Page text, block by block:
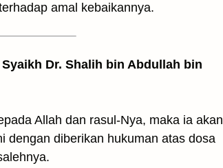
amal kebaikannya.
Dr. Shalih bin Abdullah bin
Allah dan rasul-Nya, maka ia akan
dengan diberikan hukuman atas dosa